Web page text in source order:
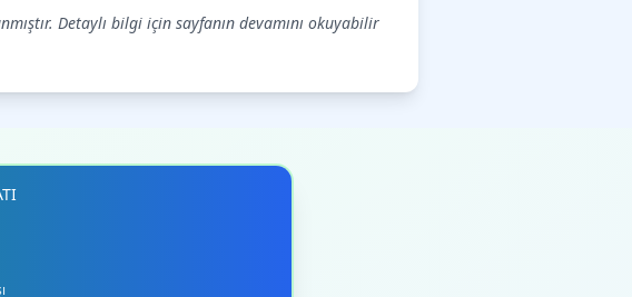
Detaylı bilgi için sayfanın devamını okuyabilir